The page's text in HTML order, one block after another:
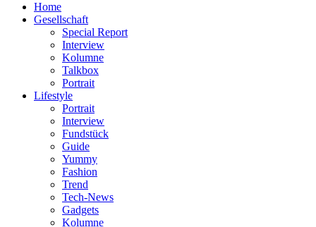
Home
Gesellschaft
Special Report
Interview
Kolumne
Talkbox
Portrait
Lifestyle
Portrait
Interview
Fundstück
Guide
Yummy
Fashion
Trend
Tech-News
Gadgets
Kolumne